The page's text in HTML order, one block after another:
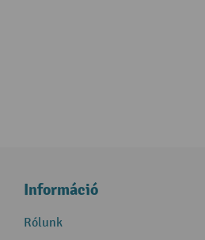
Információ
Rólunk